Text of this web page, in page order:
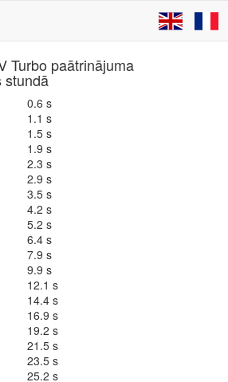
Turbo paātrinājuma
stundā
0.6 s
1.1 s
1.5 s
1.9 s
2.3 s
2.9 s
3.5 s
4.2 s
5.2 s
6.4 s
7.9 s
9.9 s
12.1 s
14.4 s
16.9 s
19.2 s
21.5 s
23.5 s
25.2 s